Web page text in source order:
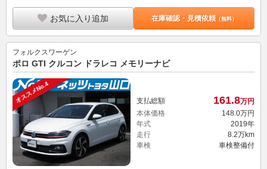
お気に入り追加 在庫確認・見積依頼（無料）
フォルクスワーゲン
ポロ GTI クルコン ドラレコ メモリーナビ
オススメNo.4 支払総額 161.8万円
本体価格
148. 0万円
年式
2019年
走行
8.2万km
車検
車検整備付